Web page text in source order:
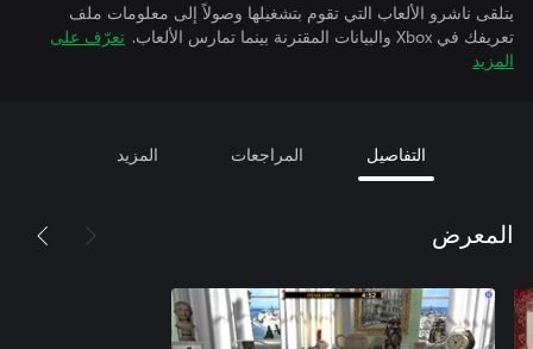
يتلقى ناشرو الألعاب التي تقوم بتشغيلها وصولاً إلى معلومات ملف
تعريفك في Xbox والبيانات المقترنة بينما تمارس الألعاب.
تعرّف على
المزيد
التفاصيل المراجعات المزيد
المعرض